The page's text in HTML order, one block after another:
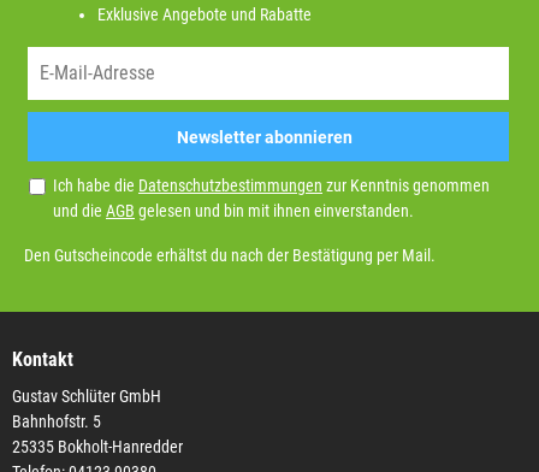
Exklusive Angebote und Rabatte
Newsletter abonnieren
Ich habe die Datenschutzbestimmungen zur Kenntnis genommen
und die AGB gelesen und bin mit ihnen einverstanden.
Den Gutscheincode erhältst du nach der Bestätigung per Mail.
Kontakt
Gustav Schlüter GmbH
Bahnhofstr. 5
25335 Bokholt-Hanredder